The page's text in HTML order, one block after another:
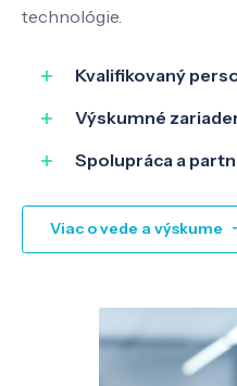
technológie.
Kvalifikovaný
Výskumné
Spolupráca a
Viac o vede a výskume